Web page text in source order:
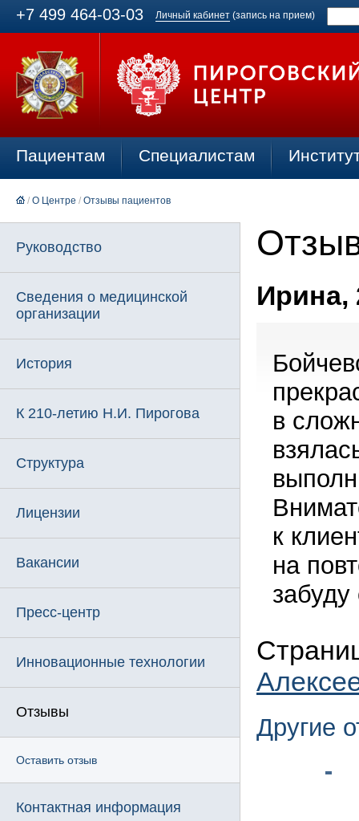
+7 499 464-03-03 Личный кабинет (запись на прием)
Пациентам Специалистам
/ О Центре / Отзывы пациентов
Руководство
Сведения о медицинской
организации
История
К 210-летию Н.И. Пирогова
Структура
Лицензии
Вакансии
Пресс-центр
Инновационные технологии
Отзывы
Оставить отзыв
Контактная информация
Ирина,
в
к
на
Другие